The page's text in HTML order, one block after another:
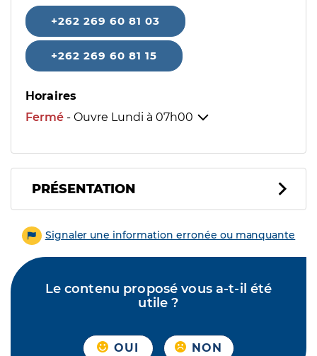
+262 269 60 81 03
+262 269 60 81 15
Horaires
Fermé - Ouvre Lundi à 07h00
PRÉSENTATION
Signaler une information erronée ou manquante
Le contenu proposé vous a-t-il été
utile ?
OUI NON